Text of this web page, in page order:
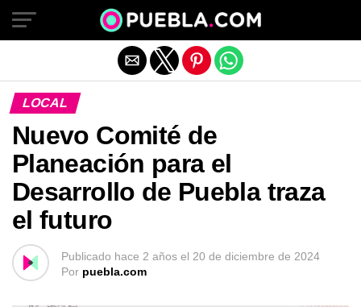
LOCAL
Nuevo Comité de
Planeación para el
Desarrollo de Puebla traza
el futuro
Publicado hace 2 años el 20 de diciembre de 2024
Por puebla.com
Salir de la versión móvil